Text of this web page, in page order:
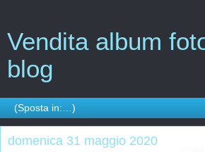
Vendita album
blog
domenica 31 maggio 2020